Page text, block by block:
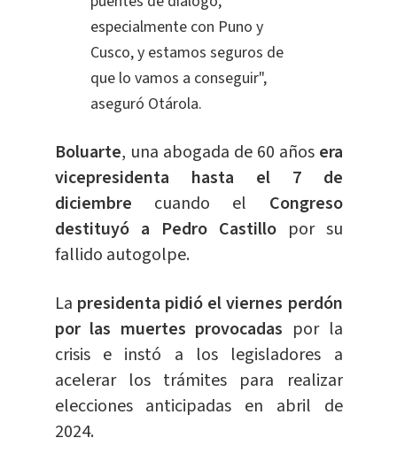
especialmente con Puno y
Cusco, y estamos seguros de
que lo vamos a conseguir",
aseguró Otárola.
Boluarte, una abogada de 60 años era
vicepresidenta hasta el 7 de
diciembre cuando el Congreso
destituyó a Pedro Castillopor su
fallido autogolpe.
La presidenta pidió el viernes perdón
por las muertes provocadas por la
crisis e instó a los legisladores a
acelerar los trámites para realizar
elecciones anticipadas en abril de
2024.